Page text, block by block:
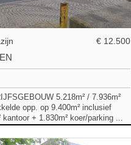
€ 12.500
5.218m² / 7.936m²
opp. op 9.400m² inclusief
kantoor + 1.830m² koer/parking ...